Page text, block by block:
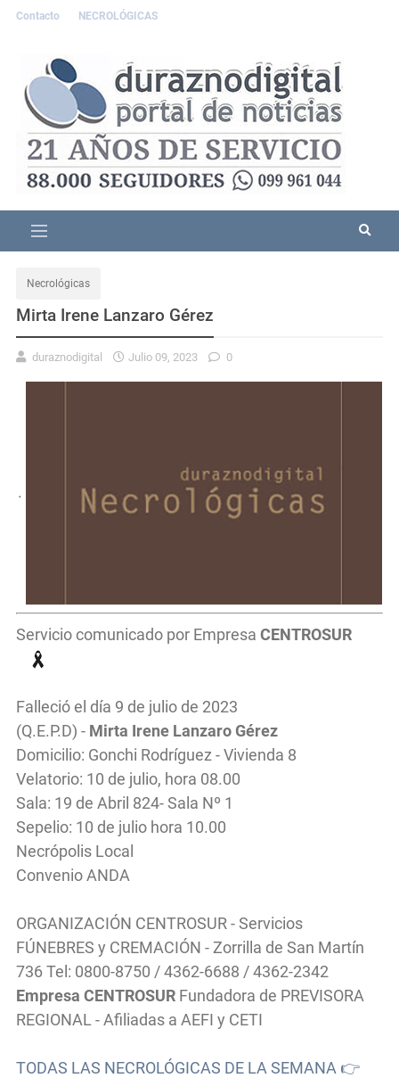
Contacto NECROLÓGICAS
Necrológicas
Mirta Irene Lanzaro Gérez
duraznodigital Julio 09, 2023 0
.
Servicio comunicado por Empresa CENTROSUR
Falleció el día 9 de julio de 2023
(Q.E.P.D) - Mirta Irene Lanzaro Gérez
Domicilio: Gonchi Rodríguez - Vivienda 8
Velatorio: 10 de julio, hora 08.00
Sala: 19 de Abril 824- Sala Nº 1
Sepelio: 10 de julio hora 10.00
Necrópolis Local
Convenio ANDA
ORGANIZACIÓN CENTROSUR - Servicios
FÚNEBRES y CREMACIÓN - Zorrilla de San Martín
736 Tel: 0800-8750 / 4362-6688 / 4362-2342
Empresa CENTROSUR Fundadora de PREVISORA
REGIONAL - Afiliadas a AEFI y CETI
TODAS LAS NECROLÓGICAS DE LA SEMANA 👉